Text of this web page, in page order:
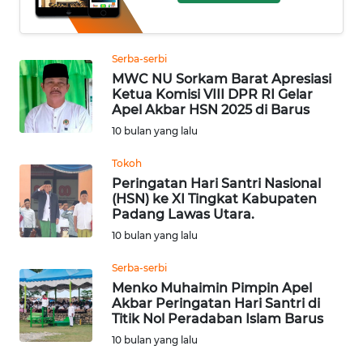
Serba-serbi
MWC NU Sorkam Barat Apresiasi
Ketua Komisi VIII DPR RI Gelar
Apel Akbar HSN 2025 di Barus
10 bulan yang lalu
Tokoh
Peringatan Hari Santri Nasional
(HSN) ke XI Tingkat Kabupaten
Padang Lawas Utara.
10 bulan yang lalu
Serba-serbi
Menko Muhaimin Pimpin Apel
Akbar Peringatan Hari Santri di
Titik Nol Peradaban Islam Barus
10 bulan yang lalu
SERBA-
SERBI
OPINI
Informasi
INDEKS
BERITA
KONTAK
KAMI
INFO
IKLAN
TENTANG